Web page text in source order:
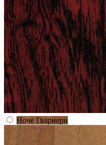
Ноче Гварнери